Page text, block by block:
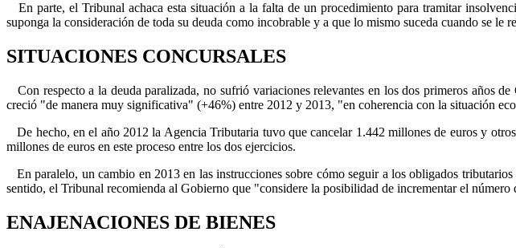
En parte, el Tribunal achaca esta situación a la falta de un procedimiento para tramitar
suponga la consideración de toda su deuda como incobrable y a que lo mismo suceda cuando se le
SITUACIONES CONCURSALES
Con respecto a la deuda paralizada, no sufrió variaciones relevantes en los dos primeros años
creció "de manera muy significativa" (+46%) entre 2012 y 2013, "en coherencia con la situación
De hecho, en el año 2012 la Agencia Tributaria tuvo que cancelar 1.442 millones de euros y
millones de euros en este proceso entre los dos ejercicios.
En paralelo, un cambio en 2013 en las instrucciones sobre cómo seguir a los obligados
sentido, el Tribunal recomienda al Gobierno que "considere la posibilidad de incrementar el número
ENAJENACIONES DE BIENES